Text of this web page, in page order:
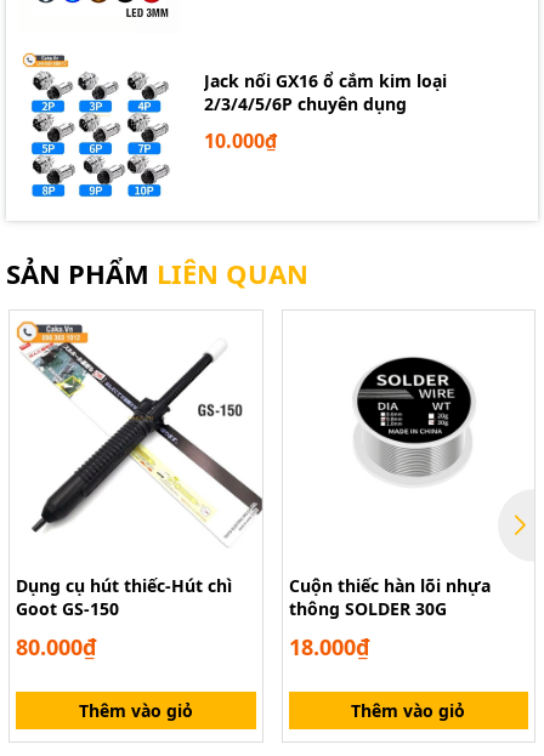
Jack nối GX16 ổ cắm kim loại
2/3/4/5/6P chuyên dụng
10.000₫
SẢN PHẨM LIÊN QUAN
Dụng cụ hút thiếc-Hút chì
Goot GS-150
80.000₫
Thêm vào giỏ
Cuộn thiếc hàn lõi nhựa
thông SOLDER 30G
18.000₫
Thêm vào giỏ